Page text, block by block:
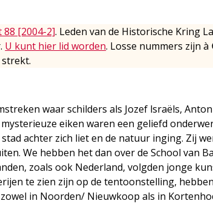
88 [2004-2]. Leden van de Historische Kring
U kunt hier lid worden. Losse nummers zijn
waar schilders als Jozef lsraëls, Anton
eiken waren een geliefd
achter zich liet en de natuur inging. Zij
We hebben het dan over de School van
zoals ook Nederland, volgden jonge
te zien zijn op de tentoonstelling,
in Noorden/ Nieuwkoop als in